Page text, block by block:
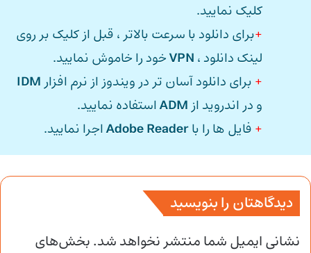
کلیک نمایید.
+برای دانلود با سرعت بالاتر ، قبل از کلیک بر روی
لینک دانلود ، VPNخود را خاموش نمایید.
+ برای دانلود آسان تر در ویندوز از نرم افزار IDM
و در اندروید از ADMاستفاده نمایید.
+ فایل ها را باAdobe Readerاجرا نمایید.
دیدگاهتان را بنویسید
نشانی ایمیل شما منتشر نخواهد شد.بخش‌های